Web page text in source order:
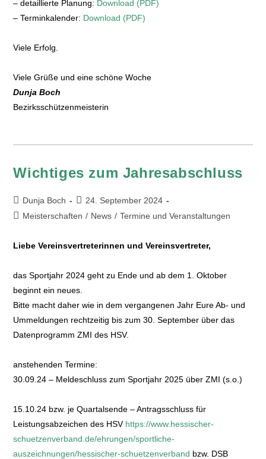
– detaillierte Planung: Download (PDF)
– Terminkalender: Download (PDF)
Viele Erfolg.
Viele Grüße und eine schöne Woche
Dunja Boch
Bezirksschützenmeisterin
Wichtiges zum Jahresabschluss
Dunja Boch
24. September 2024
Meisterschaften / News / Termine und Veranstaltungen
Liebe Vereinsvertreterinnen und Vereinsvertreter,
das Sportjahr 2024 geht zu Ende und ab dem 1. Oktober
beginnt ein neues.
Bitte macht daher wie in dem vergangenen Jahr Eure Ab- und
Ummeldungen rechtzeitig bis zum 30. September über das
Datenprogramm ZMI des HSV.
anstehenden Termine:
30.09.24 – Meldeschluss zum Sportjahr 2025 über ZMI (s.o.)
15.10.24 bzw. je Quartalsende – Antragsschluss für
Leistungsabzeichen des HSV https://www.hessischer-
schuetzenverband.de/ehrungen/sportliche-
auszeichnungen/hessischer-schuetzenverband bzw. DSB